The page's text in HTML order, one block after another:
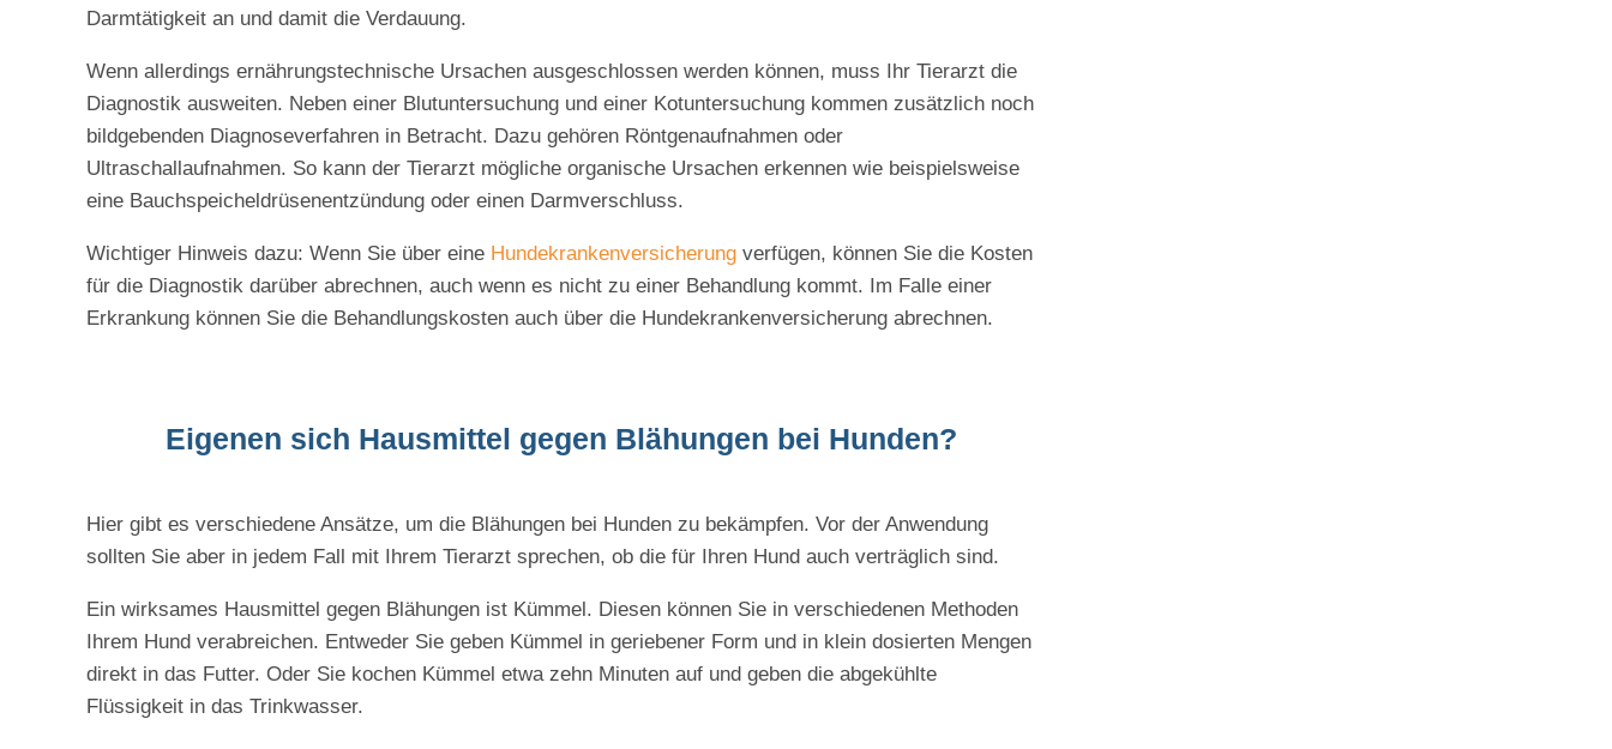
Darmtätigkeit an und damit die Verdauung.
Wenn allerdings ernährungstechnische Ursachen ausgeschlossen werden können, muss Ihr Tierarzt die
Diagnostik ausweiten. Neben einer Blutuntersuchung und einer Kotuntersuchung kommen zusätzlich noch
bildgebenden Diagnoseverfahren in Betracht. Dazu gehören Röntgenaufnahmen oder
Ultraschallaufnahmen. So kann der Tierarzt mögliche organische Ursachen erkennen wie beispielsweise
eine Bauchspeicheldrüsenentzündung oder einen Darmverschluss.
Wichtiger Hinweis dazu: Wenn Sie über eine Hundekrankenversicherung verfügen, können Sie die Kosten
für die Diagnostik darüber abrechnen, auch wenn es nicht zu einer Behandlung kommt. Im Falle einer
Erkrankung können Sie die Behandlungskosten auch über die Hundekrankenversicherung abrechnen.
Eigenen sich Hausmittel gegen Blähungen bei Hunden?
Hier gibt es verschiedene Ansätze, um die Blähungen bei Hunden zu bekämpfen. Vor der Anwendung
sollten Sie aber in jedem Fall mit Ihrem Tierarzt sprechen, ob die für Ihren Hund auch verträglich sind.
Ein wirksames Hausmittel gegen Blähungen ist Kümmel. Diesen können Sie in verschiedenen Methoden
Ihrem Hund verabreichen. Entweder Sie geben Kümmel in geriebener Form und in klein dosierten Mengen
direkt in das Futter. Oder Sie kochen Kümmel etwa zehn Minuten auf und geben die abgekühlte
Flüssigkeit in das Trinkwasser.